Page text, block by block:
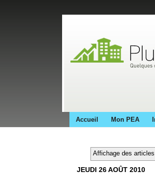
Accueil Mon PEA
Affichage des
JEUDI 26 AOÛT 2010